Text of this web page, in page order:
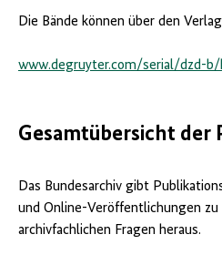
Die Bände können über den
www.degruyter.com/serial/dzd-
Gesamtübersicht der
Das Bundesarchiv gibt
und Online-Veröffentlichungen
archivfachlichen Fragen heraus.